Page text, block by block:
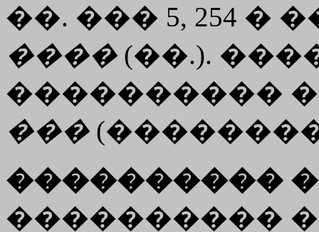
��. ��� 5, 254 �
����(��.).
����������
���(��������,
����������
����������